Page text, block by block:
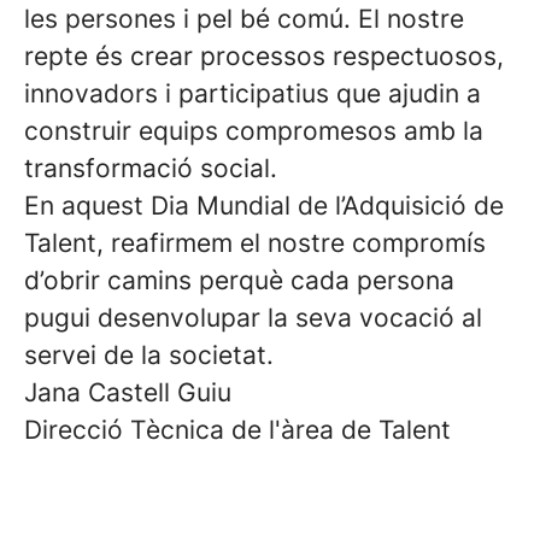
les persones i pel bé comú. El nostre
repte és crear processos respectuosos,
innovadors i participatius que ajudin a
construir equips compromesos amb la
transformació social.
En aquest Dia Mundial de l’Adquisició de
Talent, reafirmem el nostre compromís
d’obrir camins perquè cada persona
pugui desenvolupar la seva vocació al
servei de la societat.
Jana Castell Guiu
Direcció Tècnica de l'àrea de Talent